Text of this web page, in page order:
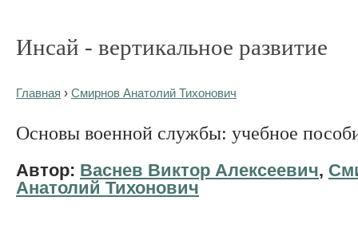
Инсай - вертикальное развитие
Главная › Смирнов Анатолий Тихонович
Основы военной службы: учебное
Автор: Васнев Виктор Алексеевич,
Анатолий Тихонович